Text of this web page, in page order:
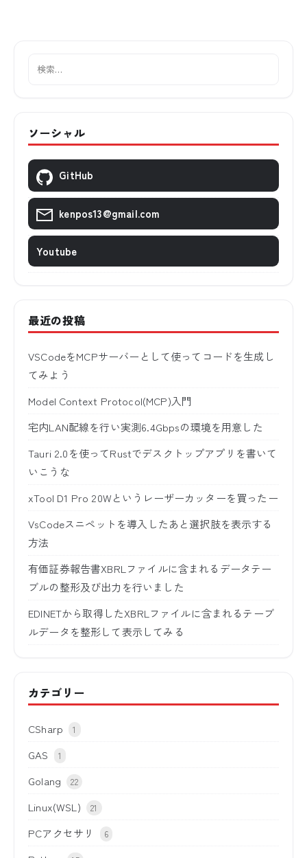
ソーシャル
GitHub
kenpos13@gmail.com
Youtube
最近の投稿
VSCodeをMCPサーバーとして使ってコードを生成し
てみよう
Model Context Protocol(MCP)入門
宅内LAN配線を行い実測6.4Gbpsの環境を用意した
Tauri 2.0を使ってRustでデスクトップアプリを書いて
いこうな
xTool D1 Pro 20Wというレーザーカッターを買ったー
VsCodeスニペットを導入したあと選択肢を表示する
方法
有価証券報告書XBRLファイルに含まれるデータテー
ブルの整形及び出力を行いました
EDINETから取得したXBRLファイルに含まれるテーブ
ルデータを整形して表示してみる
カテゴリー
CSharp 1
GAS 1
Golang 22
Linux(WSL) 21
PCアクセサリ 6